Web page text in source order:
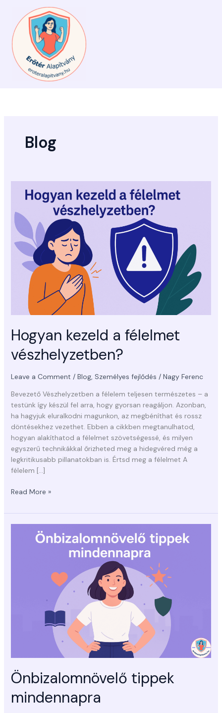
content
Blog
Hogyan kezeld a félelmet
vészhelyzetben?
Leave a Comment / Blog, Személyes fejlődés / Nagy Ferenc
Bevezető Vészhelyzetben a félelem teljesen természetes – a
testünk így készül fel arra, hogy gyorsan reagáljon. Azonban,
ha hagyjuk eluralkodni magunkon, az megbéníthat és rossz
döntésekhez vezethet. Ebben a cikkben megtanulhatod,
hogyan alakíthatod a félelmet szövetségessé, és milyen
egyszerű technikákkal őrizheted meg a hidegvéred még a
legkritikusabb pillanatokban is. Értsd meg a félelmet A
félelem […]
kezeld
félelmet
vészhelyzetben?
Read More »
Önbizalomnövelő tippek
mindennapra
Önbizalomnövelő